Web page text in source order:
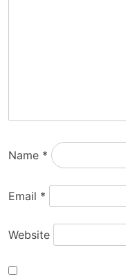
Name *
Email *
Website